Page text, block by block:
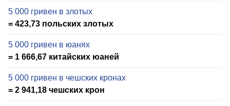
5 000 гривен в злотых
= 423,73 польских злотых
5 000 гривен в юанях
= 1 666,67 китайских юаней
5 000 гривен в чешских кронах
= 2 941,18 чешских крон